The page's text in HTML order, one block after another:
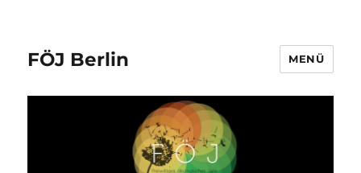
FÖJ Berlin MENÜ